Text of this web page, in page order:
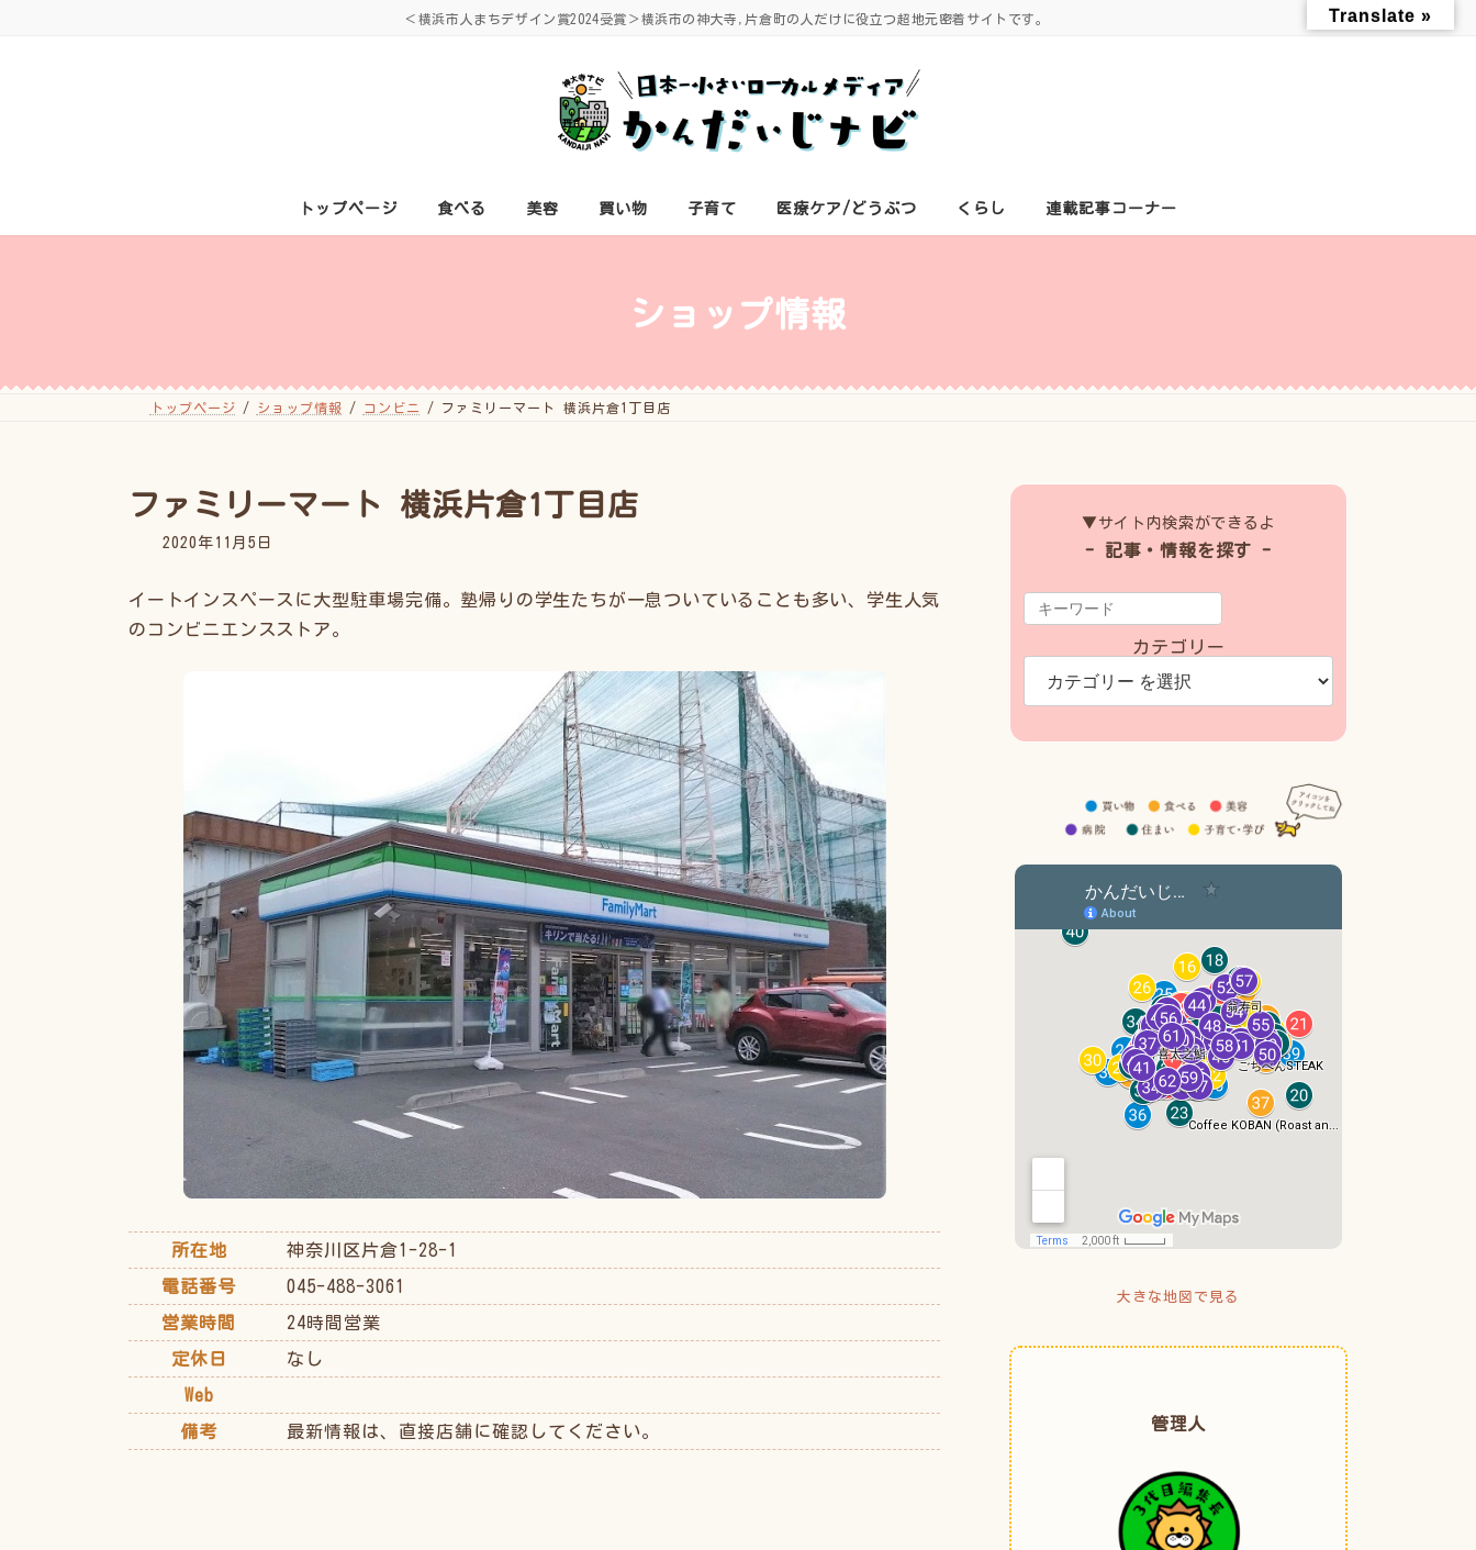
＜横浜市人まちデザイン賞2024受賞＞横浜市の神大寺,片倉町の人だけに役立つ超地元密着サイトです。
トップページ 食べる 美容 買い物 子育て 医療ケア/どうぶつ くらし 連載記事コーナー
ショップ情報
トップページ ショップ情報 コンビニ ファミリーマート 横浜片倉1丁目店
ファミリーマート 横浜片倉1丁目店
2020年11月5日
イートインスペースに大型駐車場完備。塾帰りの学生たちが一息ついていることも多い、学生人気
のコンビニエンスストア。
所在地 神奈川区片倉1-28-1
電話番号 045-488-3061
営業時間 24時間営業
定休日 なし
Web
備考 最新情報は、直接店舗に確認してください。
▼サイト内検索ができるよ
- 記事・情報を探す -
カテゴリー
大きな地図で見る
管理人
Translate »